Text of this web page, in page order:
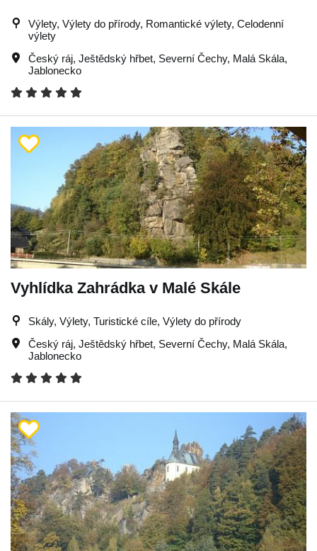
Výlety, Výlety do přírody, Romantické výlety, Celodenní
výlety
Český ráj, Ještědský hřbet, Severní Čechy, Malá Skála,
Jablonecko
Vyhlídka Zahrádka v Malé Skále
Skály, Výlety, Turistické cíle, Výlety do přírody
Český ráj, Ještědský hřbet, Severní Čechy, Malá Skála,
Jablonecko